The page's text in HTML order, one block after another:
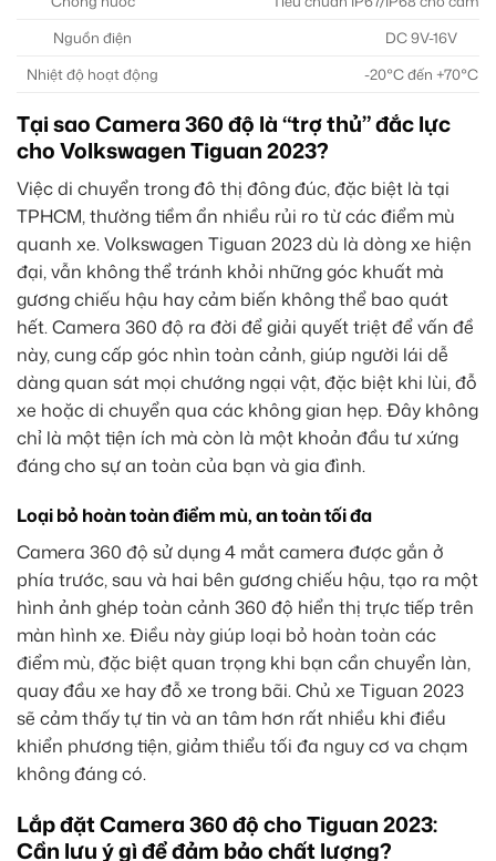
Nguồn điện
DC 9V-16V
Nhiệt độ hoạt động
-20°C đến +70°C
Tại sao Camera 360 độ là “trợ thủ” đắc lực
cho Volkswagen Tiguan 2023?
Việc di chuyển trong đô thị đông đúc, đặc biệt là tại
TPHCM, thường tiềm ẩn nhiều rủi ro từ các điểm mù
quanh xe. Volkswagen Tiguan 2023 dù là dòng xe hiện
đại, vẫn không thể tránh khỏi những góc khuất mà
gương chiếu hậu hay cảm biến không thể bao quát
hết. Camera 360 độ ra đời để giải quyết triệt để vấn đề
này, cung cấp góc nhìn toàn cảnh, giúp người lái dễ
dàng quan sát mọi chướng ngại vật, đặc biệt khi lùi, đỗ
xe hoặc di chuyển qua các không gian hẹp. Đây không
chỉ là một tiện ích mà còn là một khoản đầu tư xứng
đáng cho sự an toàn của bạn và gia đình.
Loại bỏ hoàn toàn điểm mù, an toàn tối đa
Camera 360 độ sử dụng 4 mắt camera được gắn ở
phía trước, sau và hai bên gương chiếu hậu, tạo ra một
hình ảnh ghép toàn cảnh 360 độ hiển thị trực tiếp trên
màn hình xe. Điều này giúp loại bỏ hoàn toàn các
điểm mù, đặc biệt quan trọng khi bạn cần chuyển làn,
quay đầu xe hay đỗ xe trong bãi. Chủ xe Tiguan 2023
sẽ cảm thấy tự tin và an tâm hơn rất nhiều khi điều
khiển phương tiện, giảm thiểu tối đa nguy cơ va chạm
không đáng có.
Lắp đặt Camera 360 độ cho Tiguan 2023:
Cần lưu ý gì để đảm bảo chất lượng?